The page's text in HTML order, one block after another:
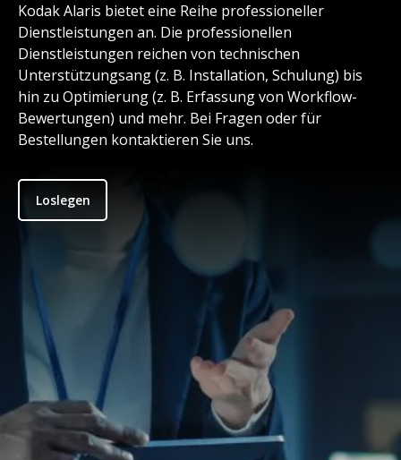
Kodak Alaris bietet eine Reihe professioneller
Dienstleistungen an. Die professionellen
Dienstleistungen reichen von technischen
Unterstützungsang (z. B. Installation, Schulung) bis
hin zu Optimierung (z. B. Erfassung von Workflow-
Bewertungen) und mehr. Bei Fragen oder für
Bestellungen kontaktieren Sie uns.
Loslegen